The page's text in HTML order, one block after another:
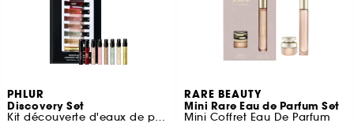
PHLUR
Discovery Set
Kit découverte d'eaux de parfum format voyage
RARE BEAUTY
Mini Rare Eau de Parfum Set
Mini Coffret Eau De Parfum